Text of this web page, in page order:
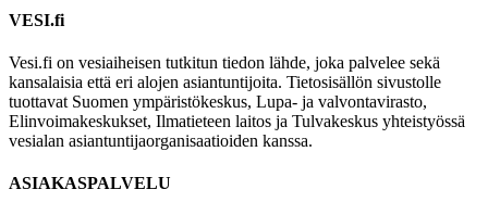
VESI.fi
Vesi.fi on vesiaiheisen tutkitun tiedon lähde, joka palvelee sekä
kansalaisia että eri alojen asiantuntijoita. Tietosisällön sivustolle
tuottavat Suomen ympäristökeskus, Lupa- ja valvontavirasto,
Elinvoimakeskukset, Ilmatieteen laitos ja Tulvakeskus yhteistyössä
vesialan asiantuntijaorganisaatioiden kanssa.
ASIAKASPALVELU